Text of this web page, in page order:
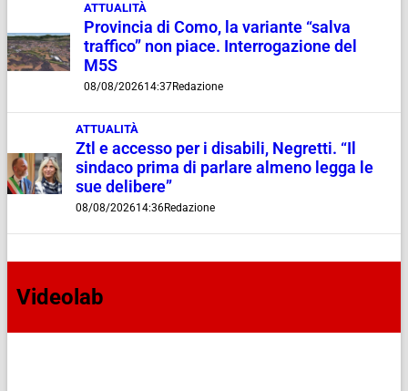
ATTUALITÀ
Provincia di Como, la variante “salva
traffico” non piace. Interrogazione del
M5S
08/08/202614:37Redazione
ATTUALITÀ
Ztl e accesso per i disabili, Negretti. “Il
sindaco prima di parlare almeno legga le
sue delibere”
08/08/202614:36Redazione
Videolab